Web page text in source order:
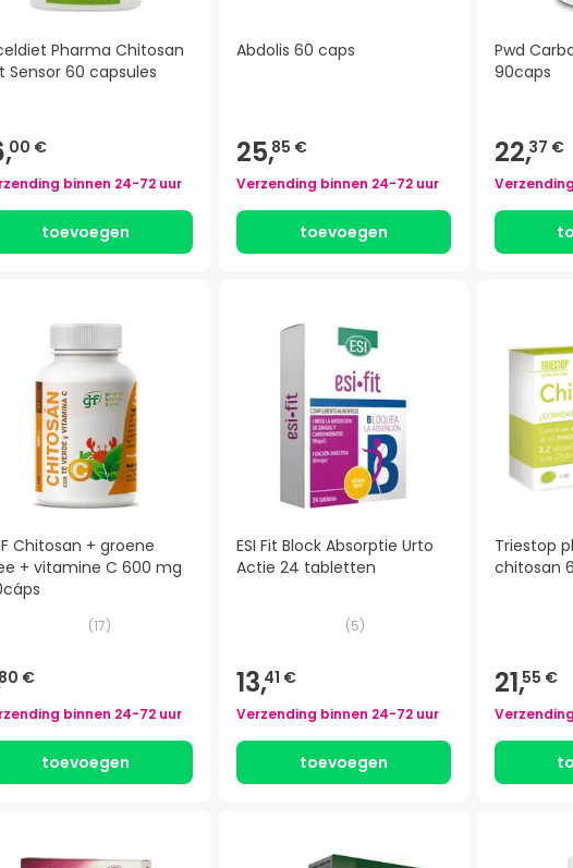
Pharma Chitosan
Sensor 60 capsules
00 €
binnen 24-72 uur
toevoegen
Abdolis 60 caps
25,85 €
Verzending binnen 24-72 uur
toevoegen
Pwd
90caps
22,37 €
Chitosan + groene
+ vitamine C 600 mg
(17)
80 €
binnen 24-72 uur
toevoegen
ESI Fit Block Absorptie Urto
Actie 24 tabletten
(5)
13,41 €
Verzending binnen 24-72 uur
toevoegen
Triestop
chitosan
21,55 €